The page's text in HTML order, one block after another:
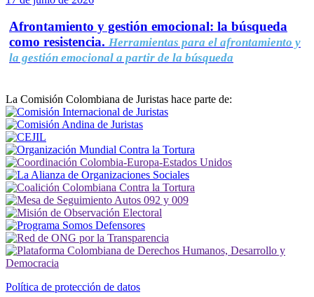
Afrontamiento y gestión emocional: la búsqueda
como resistencia. Herramientas para el afrontamiento y
la gestión emocional a partir de la búsqueda
La Comisión Colombiana de Juristas hace parte de:
Política de protección de datos